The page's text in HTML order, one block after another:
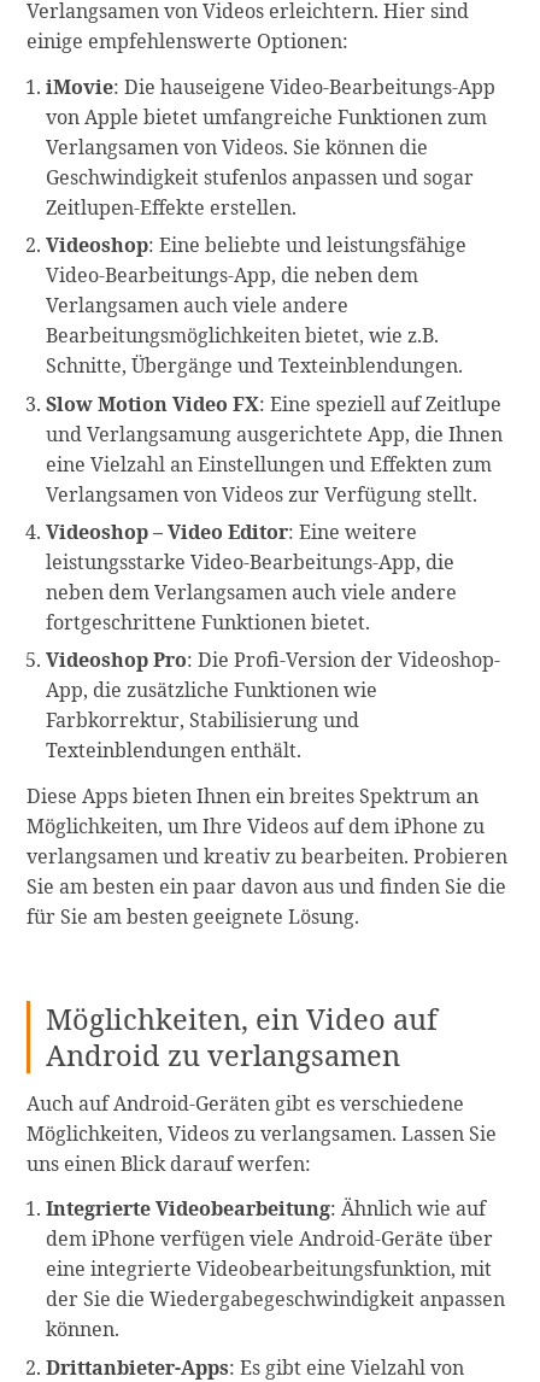
Verlangsamen von Videos erleichtern. Hier sind
einige empfehlenswerte Optionen:
iMovie: Die hauseigene Video-Bearbeitungs-App
von Apple bietet umfangreiche Funktionen zum
Verlangsamen von Videos. Sie können die
Geschwindigkeit stufenlos anpassen und sogar
Zeitlupen-Effekte erstellen.
Videoshop: Eine beliebte und leistungsfähige
Video-Bearbeitungs-App, die neben dem
Verlangsamen auch viele andere
Bearbeitungsmöglichkeiten bietet, wie z.B.
Schnitte, Übergänge und Texteinblendungen.
Slow Motion Video FX: Eine speziell auf Zeitlupe
und Verlangsamung ausgerichtete App, die Ihnen
eine Vielzahl an Einstellungen und Effekten zum
Verlangsamen von Videos zur Verfügung stellt.
Videoshop – Video Editor: Eine weitere
leistungsstarke Video-Bearbeitungs-App, die
neben dem Verlangsamen auch viele andere
fortgeschrittene Funktionen bietet.
Videoshop Pro: Die Profi-Version der Videoshop-
App, die zusätzliche Funktionen wie
Farbkorrektur, Stabilisierung und
Texteinblendungen enthält.
Diese Apps bieten Ihnen ein breites Spektrum an
Möglichkeiten, um Ihre Videos auf dem iPhone zu
verlangsamen und kreativ zu bearbeiten. Probieren
Sie am besten ein paar davon aus und finden Sie die
für Sie am besten geeignete Lösung.
Möglichkeiten, ein Video auf
Android zu verlangsamen
Auch auf Android-Geräten gibt es verschiedene
Möglichkeiten, Videos zu verlangsamen. Lassen Sie
uns einen Blick darauf werfen:
Integrierte Videobearbeitung: Ähnlich wie auf
dem iPhone verfügen viele Android-Geräte über
eine integrierte Videobearbeitungsfunktion, mit
der Sie die Wiedergabegeschwindigkeit anpassen
können.
Drittanbieter-Apps: Es gibt eine Vielzahl von